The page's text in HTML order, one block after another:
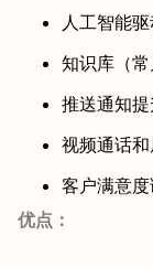
人工智能
知识库（常
推送通知
视频通话
客户满意
优点：